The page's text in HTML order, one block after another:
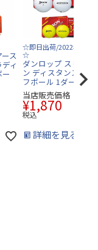
ス
ィ
☆即日出荷/2022年モデ
☆
ダンロップ スリクソ
ン ディスタンス9 ゴ
フボール 1ダース/12
当店販売価格
¥1,870
税込
詳細を見る